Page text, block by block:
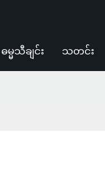
ဓမ္မသီချင်း သတင်း